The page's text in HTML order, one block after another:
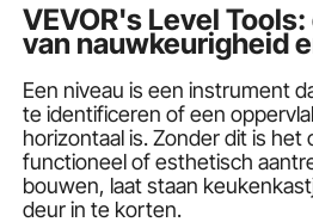
VEVOR's Level
van nauwkeurigheid
Een niveau is een instrument
te identificeren of een
horizontaal is. Zonder dit is het
functioneel of esthetisch
bouwen, laat staan
deur in te korten.